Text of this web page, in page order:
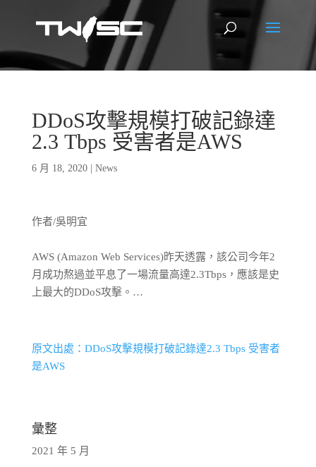
DDoS攻擊規模打破記錄達
2.3 Tbps 受害者是AWS
6 月 18, 2020| News
作者/吳明宜
AWS (Amazon Web Services)昨天透露，該公司今年2
月成功熬過並平息了一場流量高達2.3Tbps，應該是史
上最大的DDoS攻擊。…
原文出處：DDoS攻擊規模打破記錄達2.3 Tbps 受害者
是AWS
彙整
2021 年 5 月